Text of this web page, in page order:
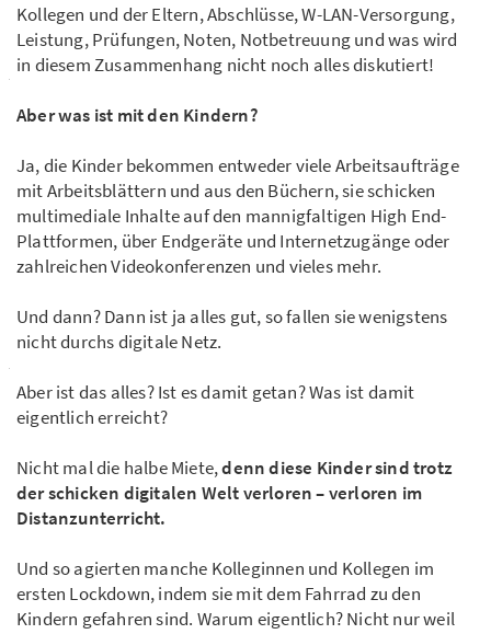
Kollegen und der Eltern, Abschlüsse, W-LAN-Versorgung,
Leistung, Prüfungen, Noten, Notbetreuung und was wird
in diesem Zusammenhang nicht noch alles diskutiert!
Aber was ist mit den Kindern?
Ja, die Kinder bekommen entweder viele Arbeitsaufträge
mit Arbeitsblättern und aus den Büchern, sie schicken
multimediale Inhalte auf den mannigfaltigen High End-
Plattformen, über Endgeräte und Internetzugänge oder
zahlreichen Videokonferenzen und vieles mehr.
Und dann? Dann ist ja alles gut, so fallen sie wenigstens
nicht durchs digitale Netz.
Aber ist das alles? Ist es damit getan? Was ist damit
eigentlich erreicht?
Nicht mal die halbe Miete,denn diese Kinder sind trotz
der schicken digitalen Welt verloren – verloren im
Distanzunterricht.
Und so agierten manche Kolleginnen und Kollegen im
ersten Lockdown, indem sie mit dem Fahrrad zu den
Kindern gefahren sind. Warum eigentlich? Nicht nur weil